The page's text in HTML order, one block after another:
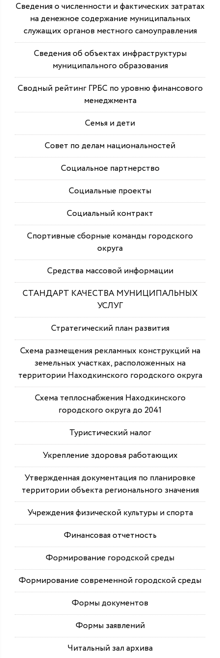
Сведения о численности и фактических затратах
на денежное содержание муниципальных
служащих органов местного самоуправления
Сведения об объектах инфраструктуры
муниципального образования
Сводный рейтинг ГРБС по уровню финансового
менеджмента
Семья и дети
Совет по делам национальностей
Социальное партнерство
Социальные проекты
Социальный контракт
Спортивные сборные команды городского
округа
Средства массовой информации
СТАНДАРТ КАЧЕСТВА МУНИЦИПАЛЬНЫХ
УСЛУГ
Стратегический план развития
Схема размещения рекламных конструкций на
земельных участках, расположенных на
территории Находкинского городского округа
Схема теплоснабжения Находкинского
городского округа до 2041
Туристический налог
Укрепление здоровья работающих
Утвержденная документация по планировке
территории объекта регионального значения
Учреждения физической культуры и спорта
Финансовая отчетность
Формирование городской среды
Формирование современной городской среды
Формы документов
Формы заявлений
Читальный зал архива